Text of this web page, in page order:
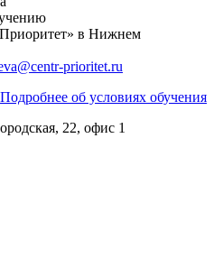
в Нижнем
prioritet.ru
Подробнее об условиях обучения
22, офис 1